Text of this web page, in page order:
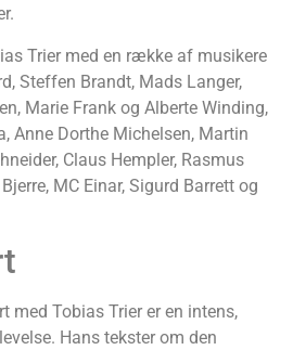
Trier med en række af musikere
Steffen Brandt, Mads Langer,
Marie Frank og Alberte Winding,
Anne Dorthe Michelsen, Martin
Claus Hempler, Rasmus
MC Einar, Sigurd Barrett og
med Tobias Trier er en intens,
Hans tekster om den